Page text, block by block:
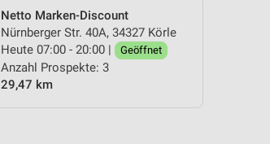
Netto Marken-Discount
Nürnberger Str. 40A, 34327 Körle
Heute 07:00 - 20:00 |
Geöffnet
Anzahl Prospekte: 3
29,47 km